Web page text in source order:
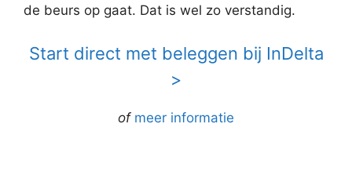
de beurs op gaat. Dat is wel zo verstandig.
Start direct met beleggen bij InDelta
>
of meer informatie